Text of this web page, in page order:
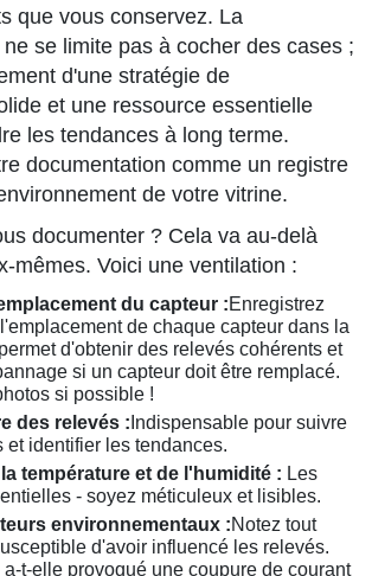
que vous conservez. La
se limite pas à cocher des cases ;
d'une stratégie de
et une ressource essentielle
les tendances à long terme.
documentation comme un registre
de votre vitrine.
documenter ? Cela va au-delà
mêmes. Voici une ventilation :
du capteur :Enregistrez
de chaque capteur dans la
d'obtenir des relevés cohérents et
si un capteur doit être remplacé.
si possible !
des relevés : Indispensable pour suivre
et identifier les tendances.
température et de l'humidité : Les
- soyez méticuleux et lisibles.
environnementaux :Notez tout
d'avoir influencé les relevés.
a-t-elle provoqué une coupure de courant